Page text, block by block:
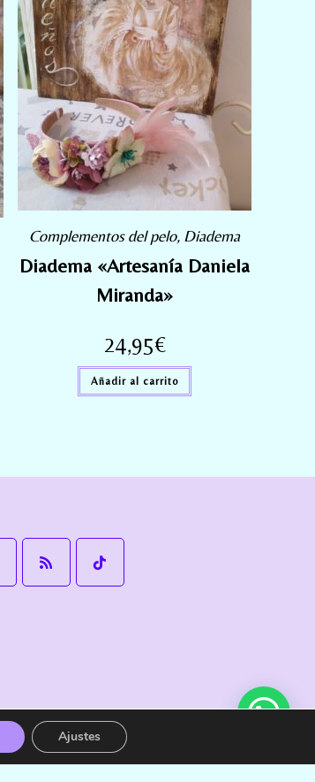
Complementos del pelo, Diadema
Diadema «Artesanía Daniela
Miranda»
24,95€
Añadir al carrito
Ajustes